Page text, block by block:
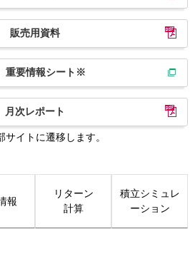
販売用資料
重要情報シート※
月次レポート
イトに遷移します。
報
リターン
計算
積立シミュレ
ーション